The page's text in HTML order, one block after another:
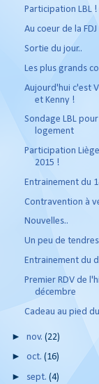
Participation LBL !
Au coeur de la FDJ
Sortie du jour..
Les plus grands
Aujourd'hui c'est
et Kenny !
Sondage LBL
logement
Participation
2015 !
Entrainement du
Contravention à
Nouvelles..
Un peu de
Entrainement du
Premier RDV de
décembre
Cadeau au pied
►nov.(22)
►oct.(16)
► sept.(4)